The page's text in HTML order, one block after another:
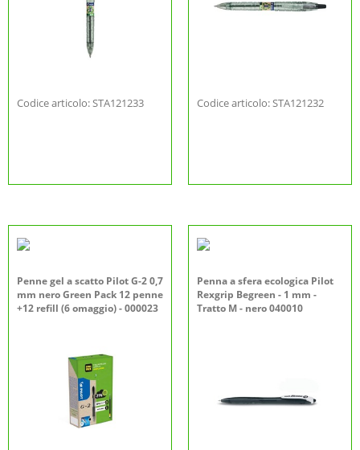
Codice articolo: STA121233 Codice articolo: STA121232
Penne gel a scatto Pilot G-2 0,7
mm nero Green Pack 12 penne
+12 refill (6 omaggio) - 000023
Penna a sfera ecologica Pilot
Rexgrip Begreen - 1 mm -
Tratto M - nero 040010